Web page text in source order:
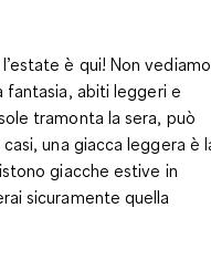
è qui! Non vediamo
fantasia, abiti leggeri e
tramonta la sera, può
una giacca leggera è
giacche estive in
sicuramente quella